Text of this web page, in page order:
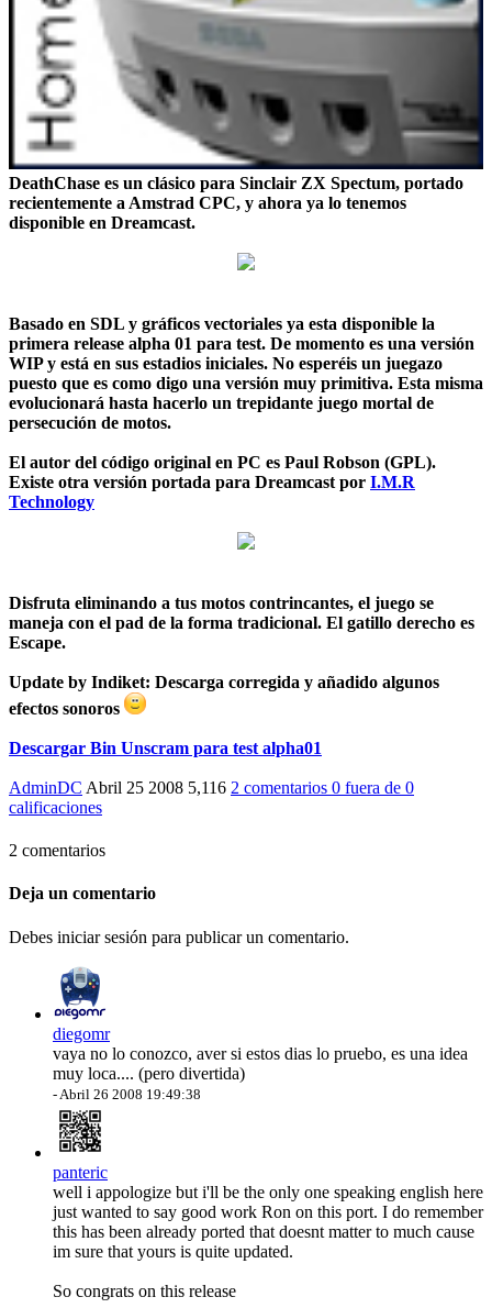
DeathChase es un clásico para Sinclair ZX Spectum, portado
recientemente a Amstrad CPC, y ahora ya lo tenemos
disponible en Dreamcast.
Basado en SDL y gráficos vectoriales ya esta disponible la
primera release alpha 01 para test. De momento es una versión
WIP y está en sus estadios iniciales. No esperéis un juegazo
puesto que es como digo una versión muy primitiva. Esta misma
evolucionará hasta hacerlo un trepidante juego mortal de
persecución de motos.
El autor del código original en PC es Paul Robson (GPL).
Existe otra versión portada para Dreamcast por I.M.R
Technology
Disfruta eliminando a tus motos contrincantes, el juego se
maneja con el pad de la forma tradicional. El gatillo derecho es
Escape.
Update by Indiket: Descarga corregida y añadido algunos
efectos sonoros
Descargar Bin Unscram para test alpha01
AdminDC Abril 25 2008 5,116 2 comentarios 0 fuera de 0
calificaciones
2 comentarios
Deja un comentario
Debes iniciar sesión para publicar un comentario.
diegomr
vaya no lo conozco, aver si estos dias lo pruebo, es una idea
muy loca.... (pero divertida)
- Abril 26 2008 19:49:38
panteric
well i appologize but i'll be the only one speaking english here
just wanted to say good work Ron on this port. I do remember
this has been already ported that doesnt matter to much cause
im sure that yours is quite updated.
So congrats on this release